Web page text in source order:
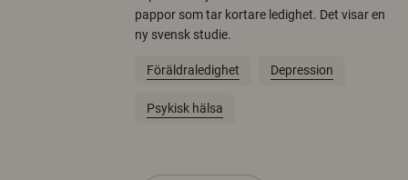
pappor som tar kortare ledighet. Det visar en
ny svensk studie.
Föräldraledighet Depression
Psykisk hälsa